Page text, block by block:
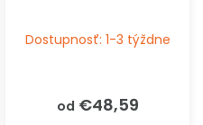
Dostupnosť: 1-3 týždne
od €48,59